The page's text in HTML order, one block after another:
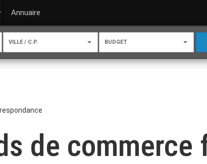
Annuaire
VILLE / C.P. BUDGET
de commerce